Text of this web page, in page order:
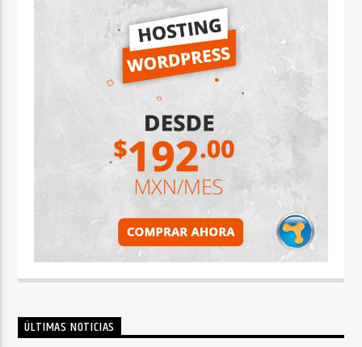
ÚLTIMAS NOTICIAS